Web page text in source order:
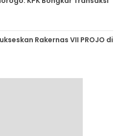
Rakernas VII PROJO di